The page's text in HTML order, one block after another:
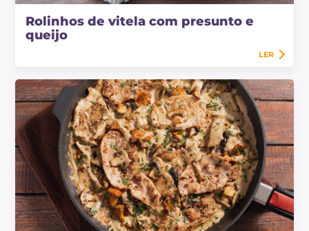
Rolinhos de vitela com presunto e
queijo
LER